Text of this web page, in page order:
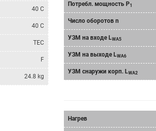
40 C
40 C
TEC
F
24.8 kg
Потребл. мощность P1
Число оборотов n
УЗМ на входе LWA5
УЗМ на выходе LWA6
УЗМ снаружи корп. LWA2
Нагрев